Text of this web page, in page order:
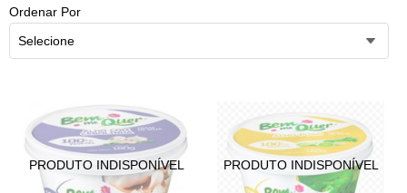
Ordenar Por
Selecione